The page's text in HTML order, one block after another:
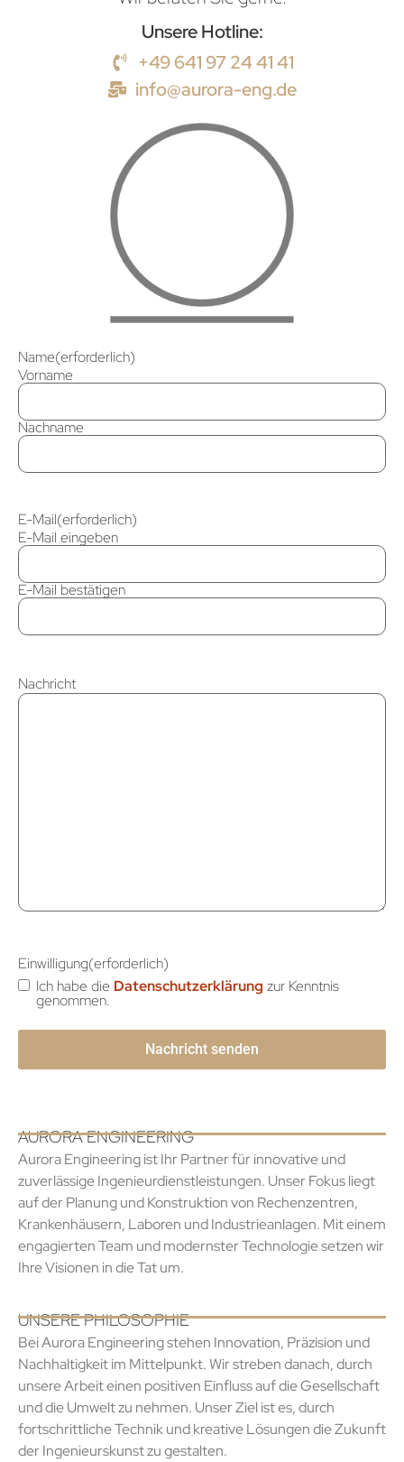
Unsere Hotline:
+49 641 97 24 41 41
info@aurora-eng.de
Name(erforderlich)
Vorname
Nachname
E-Mail(erforderlich)
E-Mail eingeben
E-Mail bestätigen
Nachricht
Einwilligung(erforderlich)
Ich habe die Datenschutzerklärung zur Kenntnis
genommen.
AURORA ENGINEERING
Aurora Engineering ist Ihr Partner für innovative und
zuverlässige Ingenieurdienstleistungen. Unser Fokus liegt
auf der Planung und Konstruktion von Rechenzentren,
Krankenhäusern, Laboren und Industrieanlagen. Mit einem
engagierten Team und modernster Technologie setzen wir
Ihre Visionen in die Tat um.
UNSERE PHILOSOPHIE
Bei Aurora Engineering stehen Innovation, Präzision und
Nachhaltigkeit im Mittelpunkt. Wir streben danach, durch
unsere Arbeit einen positiven Einfluss auf die Gesellschaft
und die Umwelt zu nehmen. Unser Ziel ist es, durch
fortschrittliche Technik und kreative Lösungen die Zukunft
der Ingenieurskunst zu gestalten.